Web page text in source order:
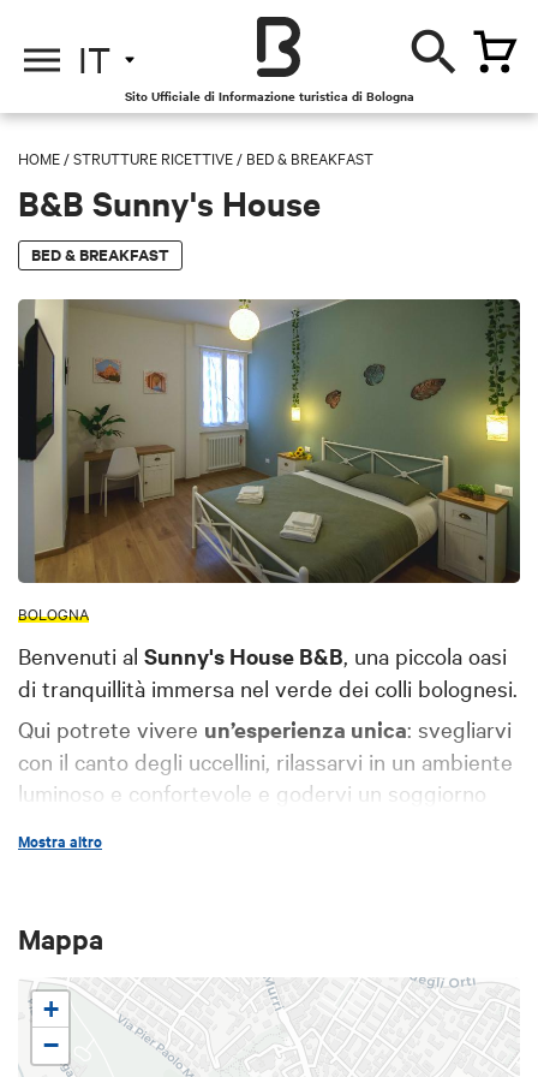
IT
Sito Ufficiale di Informazione turistica di Bologna
HOME /STRUTTURE RICETTIVE / BED & BREAKFAST
B&B Sunny's House
BED & BREAKFAST
BOLOGNA
Benvenuti al Sunny's House B&B , una piccola oasi
di tranquillità immersa nel verde dei colli bolognesi.
Qui potrete vivere un’esperienza unica: svegliarvi
con il canto degli uccellini, rilassarvi in un ambiente
luminoso e confortevole e godervi un soggiorno
bus. Per chi arriva in auto, è possibile trovare
parcheggio gratuito nelle vicinanze, rendendo il
soggiorno ancora più pratico. Per chi ama la
Bologna by night,i bus ordinari circolano fino alle
00:30
e, per i nottambuli, ci sono le linee notturne,
Mostra altro
Mappa
+
−